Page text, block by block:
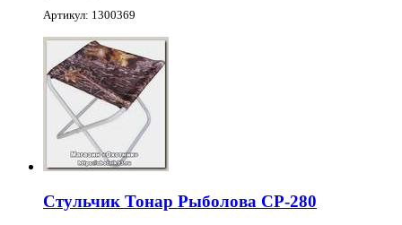
Артикул: 1300369
Стульчик Тонар Рыболова СР-280